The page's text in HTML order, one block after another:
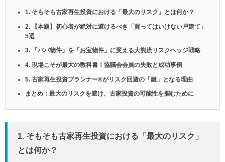
1. そもそも古家再生投資における「最大のリスク」とは何か？
2. 【本題】初心者が絶対に避けるべき「買ってはいけない戸建て」
5選
3. 「ババ物件」を「お宝物件」に変える大熊流リスクヘッジ戦略
4. 現場こそが最大の教科書！協議会会員の失敗と成功事例
5. 古家再生投資プランナー®️がリスク回避の「鍵」となる理由
まとめ：最大のリスクを避け、古家投資の可能性を掴むために
1. そもそも古家再生投資における「最大のリスク」
とは何か？